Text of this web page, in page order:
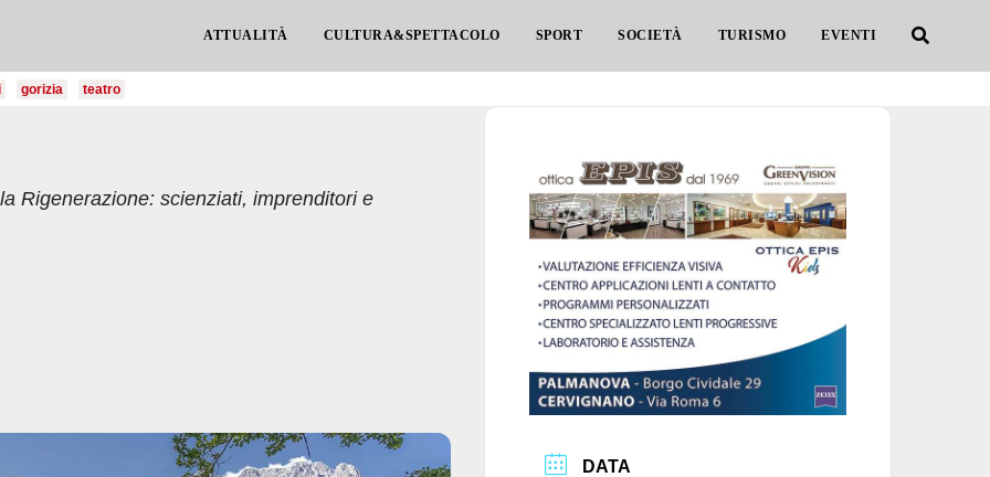
ATTUALITÀ CULTURA&SPETTACOLO SPORT SOCIETÀ TURISMO EVENTI
gorizia teatro
Rigenerazione: scienziati, imprenditori e
DATA